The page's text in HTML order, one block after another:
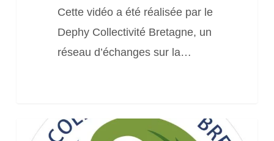
Cette vidéo a été réalisée par le
Dephy Collectivité Bretagne, un
réseau d’échanges sur la…